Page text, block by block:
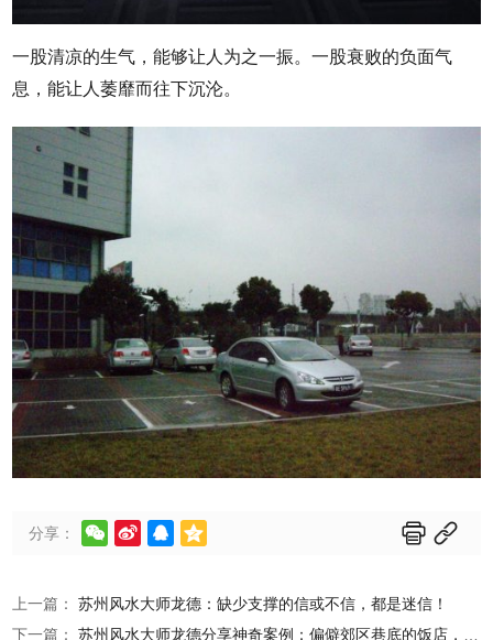
一股清凉的生气，能够让人为之一振。一股衰败的负面气
息，能让人萎靡而往下沉沦。
分享：      
上一篇：苏州风水大师龙德：缺少支撑的信或不信，都是迷信！
下一篇：苏州风水大师龙德分享神奇案例：偏僻郊区巷底的饭店，深夜还人潮穿流